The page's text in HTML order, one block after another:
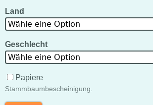
Land
Wähle eine Option
Geschlecht
Wähle eine Option
Papiere
Stammbaumbescheinigung.